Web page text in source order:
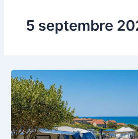
5 septembre